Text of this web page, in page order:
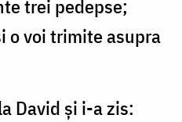
trei pedepse;
o voi trimite asupra
David şi i-a zis: